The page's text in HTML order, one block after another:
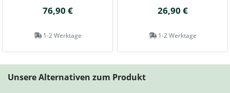
76,90 €
1-2 Werktage
26,90 €
1-2 Werktage
Unsere Alternativen zum Produkt